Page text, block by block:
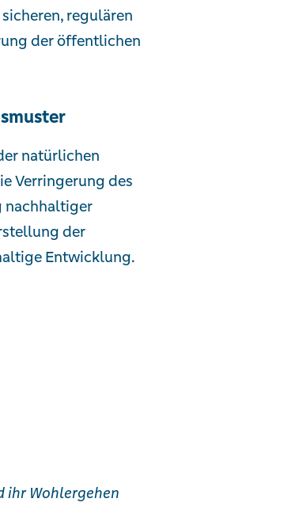
regulären
der öffentlichen
natürlichen
Verringerung des
nachhaltiger
der
Entwicklung.
ihr Wohlergehen